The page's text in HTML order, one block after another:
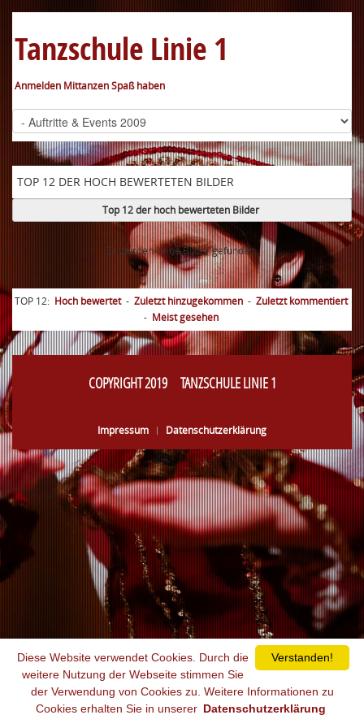
Tanzschule Linie 1
Anmelden Mittanzen Spaß haben
TOP 12 DER HOCH BEWERTETEN BILDER
Top 12 der hoch bewerteten Bilder
Es wurden keine Bilder gefunden.
TOP 12: Hoch bewertet - Zuletzt hinzugekommen - Zuletzt kommentiert
- Meist gesehen
COPYRIGHT 2019 TANZSCHULE LINIE 1
Impressum Datenschutzerklärung
Verstanden!
Diese Website verwendet Cookies. Durch die
weitere Nutzung der Webseite stimmen Sie
der Verwendung von Cookies zu. Weitere Informationen zu
Cookies erhalten Sie in unserer Datenschutzerklärung